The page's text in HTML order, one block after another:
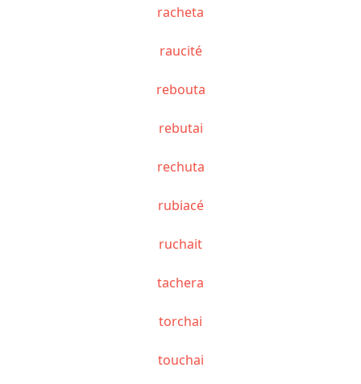
racheta
raucité
rebouta
rebutai
rechuta
rubiacé
ruchait
tachera
torchai
touchai